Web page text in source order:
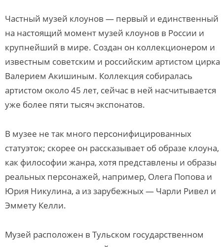
Частный музей клоунов — первый и единственный
на настоящий момент музей клоунов в России и
крупнейший в мире. Создан он коллекционером и
известным советским и российским артистом цирка
Валерием Акишиным. Коллекция собиралась
артистом около 45 лет, сейчас в ней насчитывается
уже более пяти тысяч экспонатов.
В музее не так много персонифицированных
статуэток; скорее он рассказывает об образе клоуна,
как философии жанра, хотя представлены и образы
реальных персонажей, например, Олега Попова и
Юрия Никулина, а из зарубежных — Чарли Ривел и
Эммету Келли.
Музей расположен в Тульском государственном